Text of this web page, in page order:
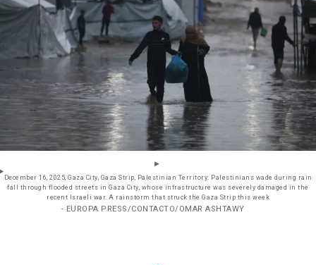
December 16, 2025, Gaza City, Gaza Strip, Palestinian Territory: Palestinians wade during rain
fall through flooded streets in Gaza City, whose infrastructure was severely damaged in the
recent Israeli war. A rainstorm that struck the Gaza Strip this week
- EUROPA PRESS/CONTACTO/OMAR ASHTAWY